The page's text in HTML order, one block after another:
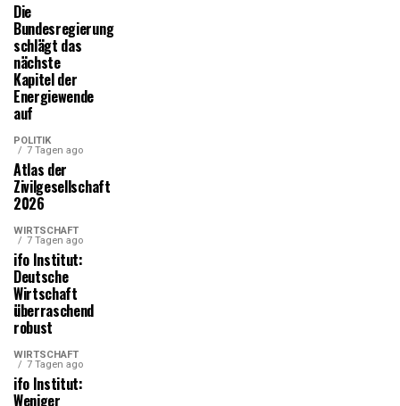
Die
Bundesregierung
schlägt das
nächste
Kapitel der
Energiewende
auf
POLITIK
7 Tagen ago
Atlas der
Zivilgesellschaft
2026
WIRTSCHAFT
7 Tagen ago
ifo Institut:
Deutsche
Wirtschaft
überraschend
robust
WIRTSCHAFT
7 Tagen ago
ifo Institut:
Weniger